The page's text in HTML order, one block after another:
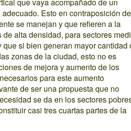
que vaya acompañado de un
Esto en contraposición
se manejan y que refieren a la
alta densidad, para sectores
que si bien generan mayor cantidad
zonas de la ciudad, esto no es
de mejora y aumento de los
para este aumento
de ser una propuesta que no
se da en los sectores
casi tres cuartas partes de la